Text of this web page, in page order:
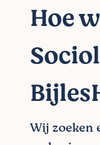
Hoe
Wij zoeken